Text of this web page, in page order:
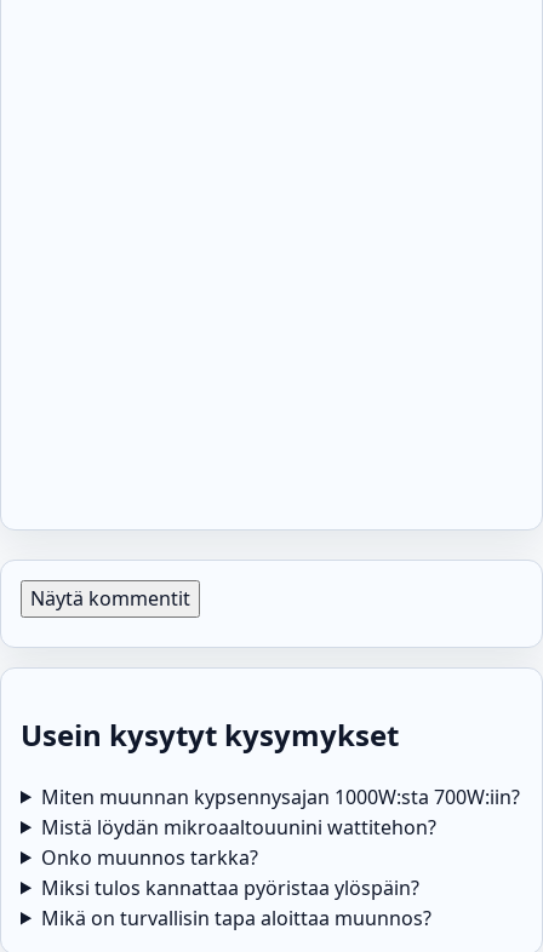
Näytä kommentit
Usein kysytyt kysymykset
Miten muunnan kypsennysajan 1000W:sta 700W:iin?
Mistä löydän mikroaaltouunini wattitehon?
Onko muunnos tarkka?
Miksi tulos kannattaa pyöristaa ylöspäin?
Mikä on turvallisin tapa aloittaa muunnos?